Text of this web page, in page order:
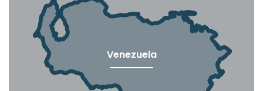
Venezuela